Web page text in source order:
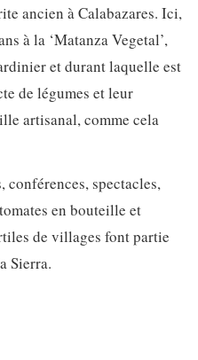
ancien à Calabazares. Ici,
à la ‘Matanza Vegetal’,
et durant laquelle est
de légumes et leur
artisanal, comme cela
spectacles,
en bouteille et
de villages font partie
Sierra.